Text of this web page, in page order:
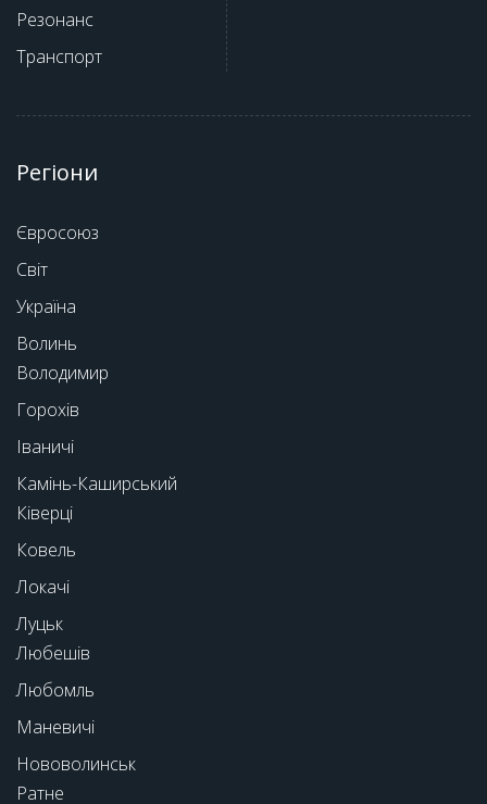
Резонанс
Транспорт
Регіони
Євросоюз
Світ
Україна
Волинь
Володимир
Горохів
Іваничі
Камінь-Каширський
Ківерці
Ковель
Локачі
Луцьк
Любешів
Любомль
Маневичі
Нововолинськ
Ратне